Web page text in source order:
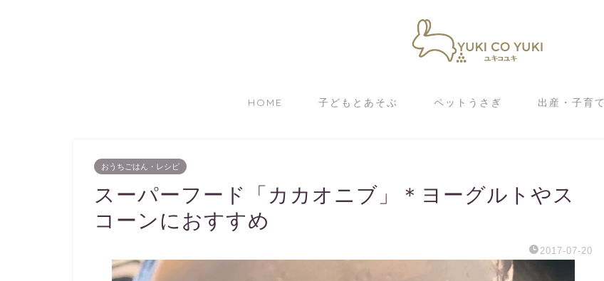
HOME 子どもとあそぶ ペットうさぎ 出産・子育て
おうちごはん・レシピ
スーパーフード「カカオニブ」＊ヨーグルトやス
コーンにおすすめ
2017-07-20